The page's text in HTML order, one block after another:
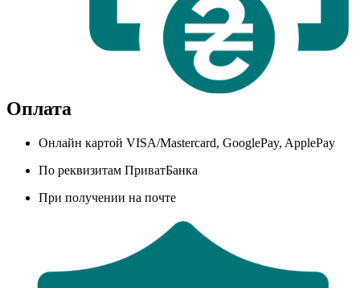
Оплата
Онлайн картой VISA/Mastercard, GooglePay, ApplePay
По реквизитам ПриватБанка
При получении на почте